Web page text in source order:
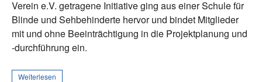
Verein e.V. getragene Initiative ging aus einer Schule für
Blinde und Sehbehinderte hervor und bindet Mitglieder
mit und ohne Beeinträchtigung in die Projektplanung und
-durchführung ein.
Weiterlesen